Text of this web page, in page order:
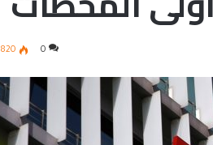
0
820